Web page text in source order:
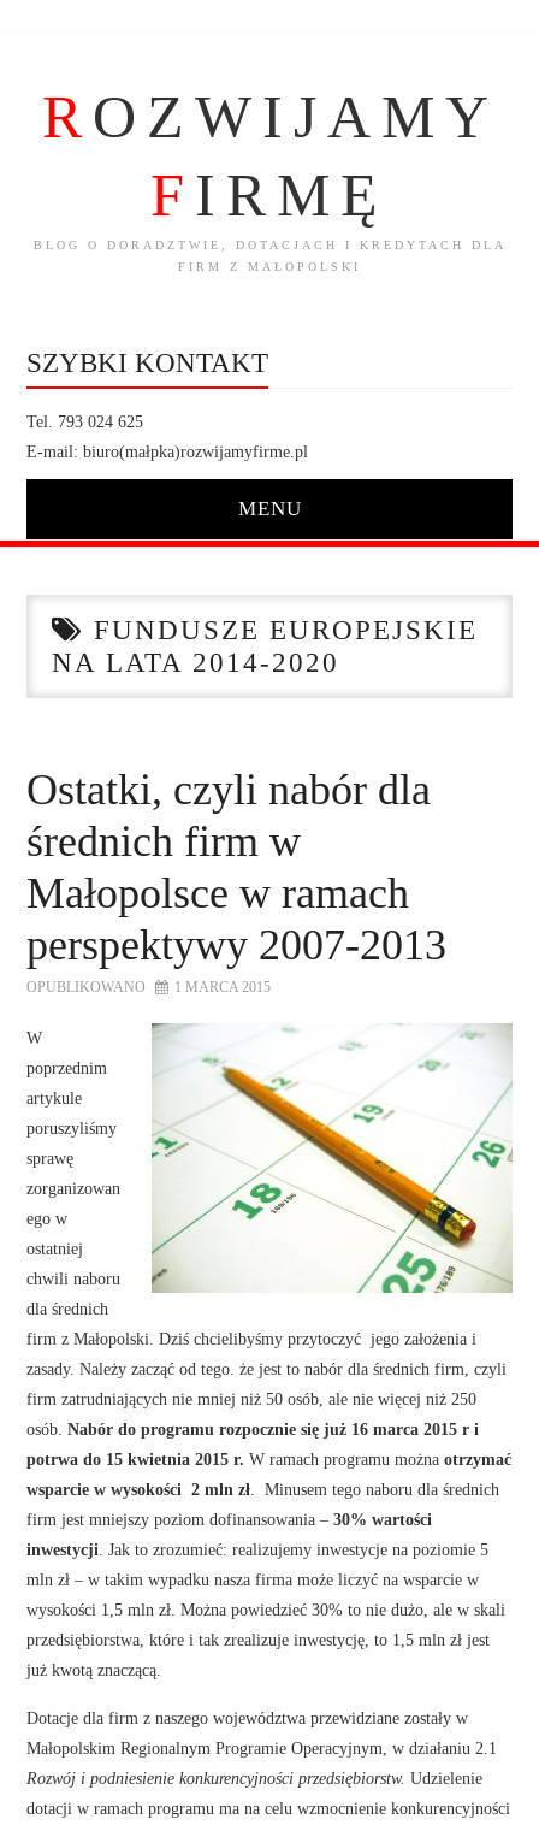
ROZWIJAMY
F IRMĘ
BLOG O DORADZTWIE, DOTACJACH I KREDYTACH DLA
FIRM Z MAŁOPOLSKI
SZYBKI KONTAKT
Tel. 793 024 625
E-mail: biuro(małpka)rozwijamyfirme.pl
MENU
O NAS
SZKOLENIA
ZADAJ PYTANIE
KONTAKT
FUNDUSZE EUROPEJSKIE
NA LATA 2014-2020
Ostatki, czyli nabór dla
średnich firm w
Małopolsce w ramach
perspektywy 2007-2013
OPUBLIKOWANO 1 MARCA 2015
W
poprzednim
artykule
poruszyliśmy
sprawę
zorganizowan
ego w
ostatniej
chwili naboru
dla średnich
firm z Małopolski. Dziś chcielibyśmy przytoczyć jego założenia i
zasady. Należy zacząć od tego. że jest to nabór dla średnich firm, czyli
firm zatrudniających nie mniej niż 50 osób, ale nie więcej niż 250
osób.Nabór do programu rozpocznie się już 16 marca 2015 r i
potrwa do 15 kwietnia 2015 r. W ramach programu możnaotrzymać
wsparcie w wysokości 2 mln zł . Minusem tego naboru dla średnich
firm jest mniejszy poziom dofinansowania – 30% wartości
inwestycji . Jak to zrozumieć: realizujemy inwestycje na poziomie 5
mln zł – w takim wypadku nasza firma może liczyć na wsparcie w
wysokości 1,5 mln zł. Można powiedzieć 30% to nie dużo, ale w skali
przedsiębiorstwa, które i tak zrealizuje inwestycję, to 1,5 mln zł jest
już kwotą znaczącą.
Dotacje dla firm z naszego województwa przewidziane zostały w
Małopolskim Regionalnym Programie Operacyjnym, w działaniu 2.1
Rozwój i podniesienie konkurencyjności przedsiębiorstw.Udzielenie
dotacji w ramach programu ma na celu wzmocnienie konkurencyjności